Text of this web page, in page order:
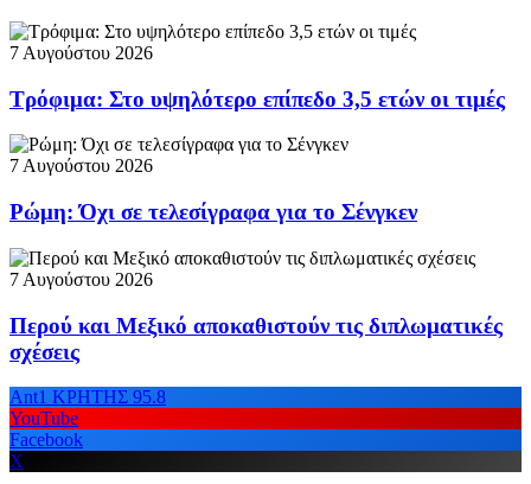
7 Αυγούστου 2026
Τρόφιμα: Στο υψηλότερο επίπεδο 3,5 ετών οι τιμές
7 Αυγούστου 2026
Ρώμη: Όχι σε τελεσίγραφα για το Σένγκεν
7 Αυγούστου 2026
Περού και Μεξικό αποκαθιστούν τις διπλωματικές
σχέσεις
Ant1 ΚΡΗΤΗΣ 95.8
YouTube
Facebook
X